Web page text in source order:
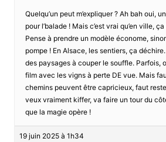
Quelqu’un peut m’expliquer ? Ah bah oui,
pour l’balade ! Mais c’est vrai qu’en ville,
Pense à prendre un modèle économe,
pompe ! En Alsace, les sentiers, ça
des paysages à couper le souffle. Parfois,
film avec les vigns à perte DE vue. Mais
chemins peuvent être capricieux, faut
veux vraiment kiffer, va faire un tour du
que la magie opère !
19 juin 2025 à 1h34